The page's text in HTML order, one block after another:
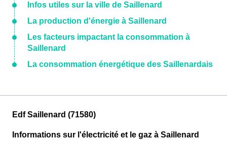
Infos utiles sur la ville de Saillenard
La production d'énergie à Saillenard
Les facteurs impactant la consommation à
Saillenard
La consommation énergétique des Saillenardais
Edf Saillenard (71580)
Informations sur l'électricité et le gaz à Saillenard